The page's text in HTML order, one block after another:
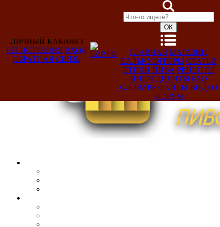
Добро
ЛИЧНЫЙ КАБИНЕТ
РЕГИСТРАЦИЯ ВХОД
ОБРАТНАЯ СВЯЗЬ
ГЛАВНАЯ МАГАЗИН
КАЛЬКУЛЯТОРЫ СТАТЬИ
СТИЛИ ПИВА РЕЦЕПТЫ
ИНГРЕДИЕНТЫ FAQ
СЛОВАРЬ ФАЙЛЫ ВИДЕО
ФОРУМ